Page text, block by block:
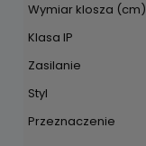
Wymiar klosza (cm)
Klasa IP
Zasilanie
Styl
Przeznaczenie